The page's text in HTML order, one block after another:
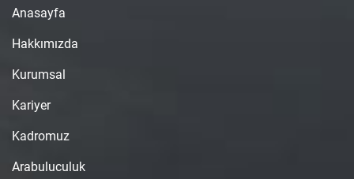
Anasayfa
Hakkımızda
Kurumsal
Kariyer
Kadromuz
Arabuluculuk